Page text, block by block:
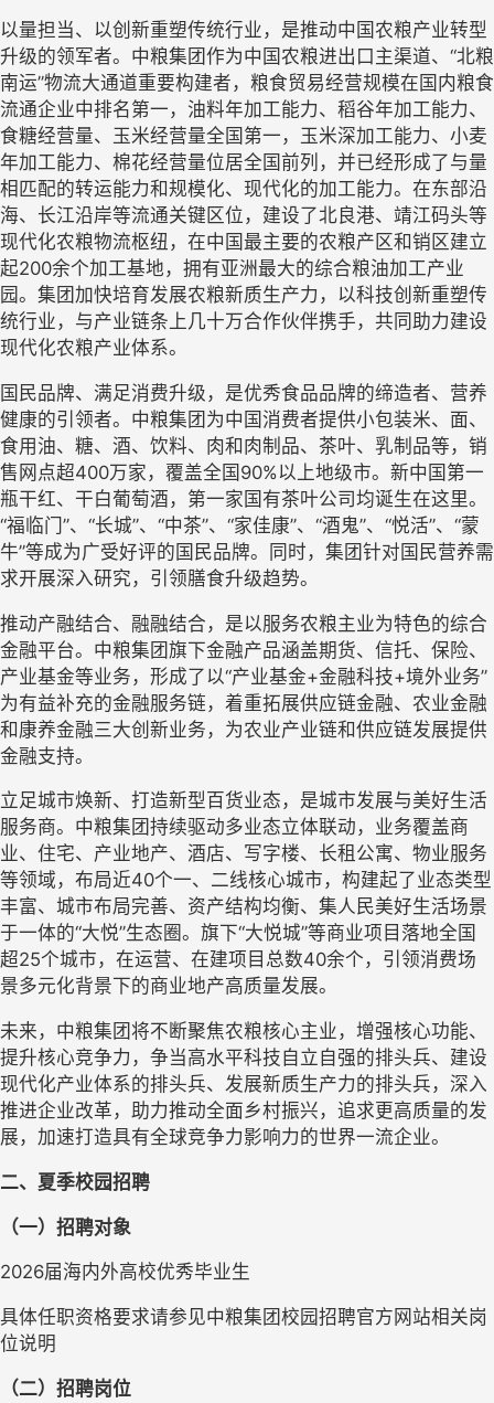
以量担当、以创新重塑传统行业，是推动中国农粮产业转型
升级的领军者。中粮集团作为中国农粮进出口主渠道、“北粮
南运”物流大通道重要构建者，粮食贸易经营规模在国内粮食
流通企业中排名第一，油料年加工能力、稻谷年加工能力、
食糖经营量、玉米经营量全国第一，玉米深加工能力、小麦
年加工能力、棉花经营量位居全国前列，并已经形成了与量
相匹配的转运能力和规模化、现代化的加工能力。在东部沿
海、长江沿岸等流通关键区位，建设了北良港、靖江码头等
现代化农粮物流枢纽，在中国最主要的农粮产区和销区建立
起200余个加工基地，拥有亚洲最大的综合粮油加工产业
园。集团加快培育发展农粮新质生产力，以科技创新重塑传
统行业，与产业链条上几十万合作伙伴携手，共同助力建设
现代化农粮产业体系。
国民品牌、满足消费升级，是优秀食品品牌的缔造者、营养
健康的引领者。中粮集团为中国消费者提供小包装米、面、
食用油、糖、酒、饮料、肉和肉制品、茶叶、乳制品等，销
售网点超400万家，覆盖全国90%以上地级市。新中国第一
瓶干红、干白葡萄酒，第一家国有茶叶公司均诞生在这里。
“福临门”、“长城”、“中茶”、“家佳康”、“酒鬼”、“悦活”、“蒙
牛”等成为广受好评的国民品牌。同时，集团针对国民营养需
求开展深入研究，引领膳食升级趋势。
推动产融结合、融融结合，是以服务农粮主业为特色的综合
金融平台。中粮集团旗下金融产品涵盖期货、信托、保险、
产业基金等业务，形成了以“产业基金+金融科技+境外业务”
为有益补充的金融服务链，着重拓展供应链金融、农业金融
和康养金融三大创新业务，为农业产业链和供应链发展提供
金融支持。
立足城市焕新、打造新型百货业态，是城市发展与美好生活
服务商。中粮集团持续驱动多业态立体联动，业务覆盖商
业、住宅、产业地产、酒店、写字楼、长租公寓、物业服务
等领域，布局近40个一、二线核心城市，构建起了业态类型
丰富、城市布局完善、资产结构均衡、集人民美好生活场景
于一体的“大悦”生态圈。旗下“大悦城”等商业项目落地全国
超25个城市，在运营、在建项目总数40余个，引领消费场
景多元化背景下的商业地产高质量发展。
未来，中粮集团将不断聚焦农粮核心主业，增强核心功能、
提升核心竞争力，争当高水平科技自立自强的排头兵、建设
现代化产业体系的排头兵、发展新质生产力的排头兵，深入
推进企业改革，助力推动全面乡村振兴，追求更高质量的发
展，加速打造具有全球竞争力影响力的世界一流企业。
二、夏季校园招聘
（一）招聘对象
2026届海内外高校优秀毕业生
具体任职资格要求请参见中粮集团校园招聘官方网站相关岗
位说明
（二）招聘岗位